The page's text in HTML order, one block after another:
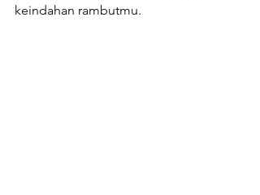
keindahan rambutmu.